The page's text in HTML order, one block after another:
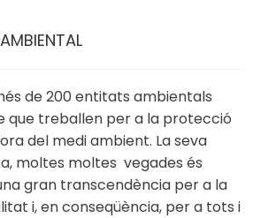
de 200 entitats ambientals
que treballen per a la protecció
del medi ambient. La seva
moltes moltes vegades és
gran transcendència per a la
i, en conseqüència, per a tots i